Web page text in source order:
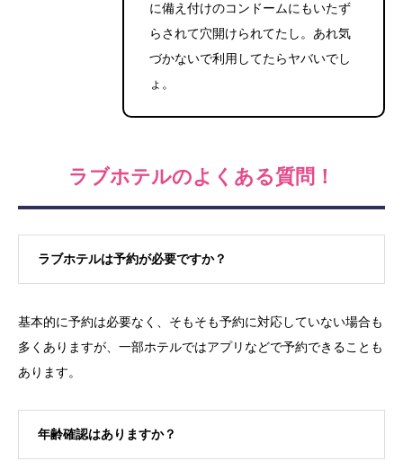
に備え付けのコンドームにもいたず
らされて穴開けられてたし。あれ気
づかないで利用してたらヤバいでし
ょ。
ラブホテルのよくある質問！
ラブホテルは予約が必要ですか？
基本的に予約は必要なく、そもそも予約に対応していない場合も
多くありますが、一部ホテルではアプリなどで予約できることも
あります。
年齢確認はありますか？
LINEでお問い合わせ